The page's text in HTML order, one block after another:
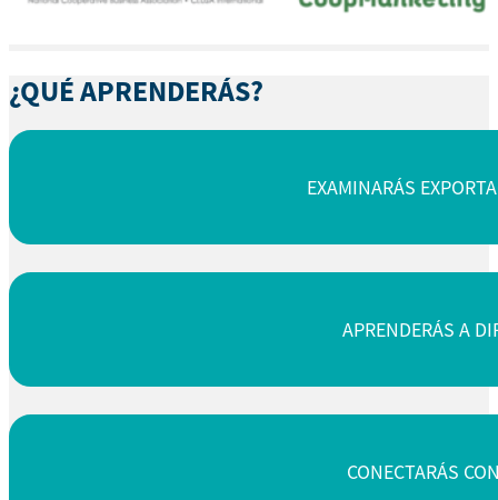
¿QUÉ APRENDERÁS?
EXAMINARÁS
APRENDERÁS A
CONECTARÁS